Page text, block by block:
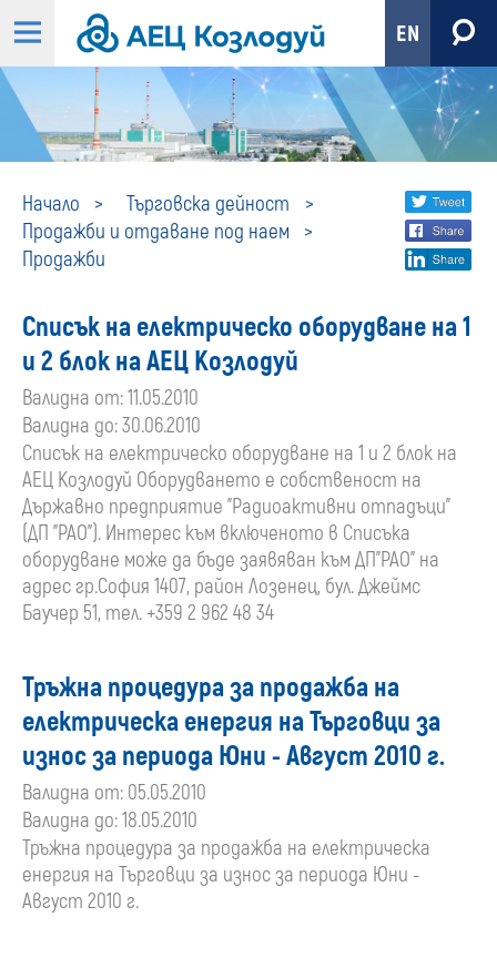
EN
Начало
Търговска дейност
Продажби и отдаване под наем
Продажби
ПродажбиShare
social
Списък на електрическо оборудване на 1
и 2 блок на АЕЦ Козлодуй
Валидна от: 11.05.2010
Валидна до: 30.06.2010
Списък на електрическо оборудване на 1 и 2 блок на
АЕЦ Козлодуй Оборудването е собственост на
Държавно предприятие "Радиоактивни отпадъци"
(ДП "РАО"). Интерес към включеното в Списъка
оборудване може да бъде заявяван към ДП"РАО" на
адрес гр.София 1407, район Лозенец, бул. Джеймс
Баучер 51, тел. +359 2 962 48 34
Тръжна процедура за продажба на
електрическа енергия на Търговци за
износ за периода Юни - Август 2010 г.
Валидна от: 05.05.2010
Валидна до: 18.05.2010
Тръжна процедура за продажба на електрическа
енергия на Търговци за износ за периода Юни -
Август 2010 г.